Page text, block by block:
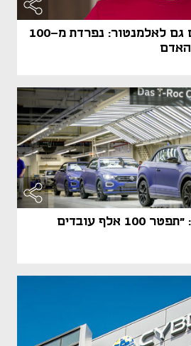
פיטורי ה-AI מגיעים גם לאלמנטור: נפרדת מ-100
טלטלה בפולקסווגן: "תפטר 100 אלף עובדים